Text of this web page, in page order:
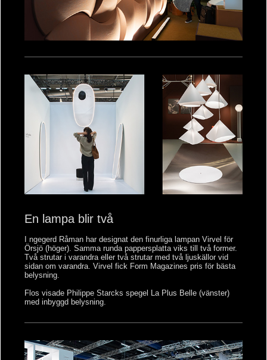
En lampa blir två
I ngegerd Råman har designat den finurliga lampan Virvel för
Örsjö (höger). Samma runda pappersplatta viks till två former.
Två strutar i varandra eller två strutar med två ljuskällor vid
sidan om varandra. Virvel fick Form Magazines pris för bästa
belysning.
Flos visade Philippe Starcks spegel La Plus Belle (vänster)
med inbyggd belysning.